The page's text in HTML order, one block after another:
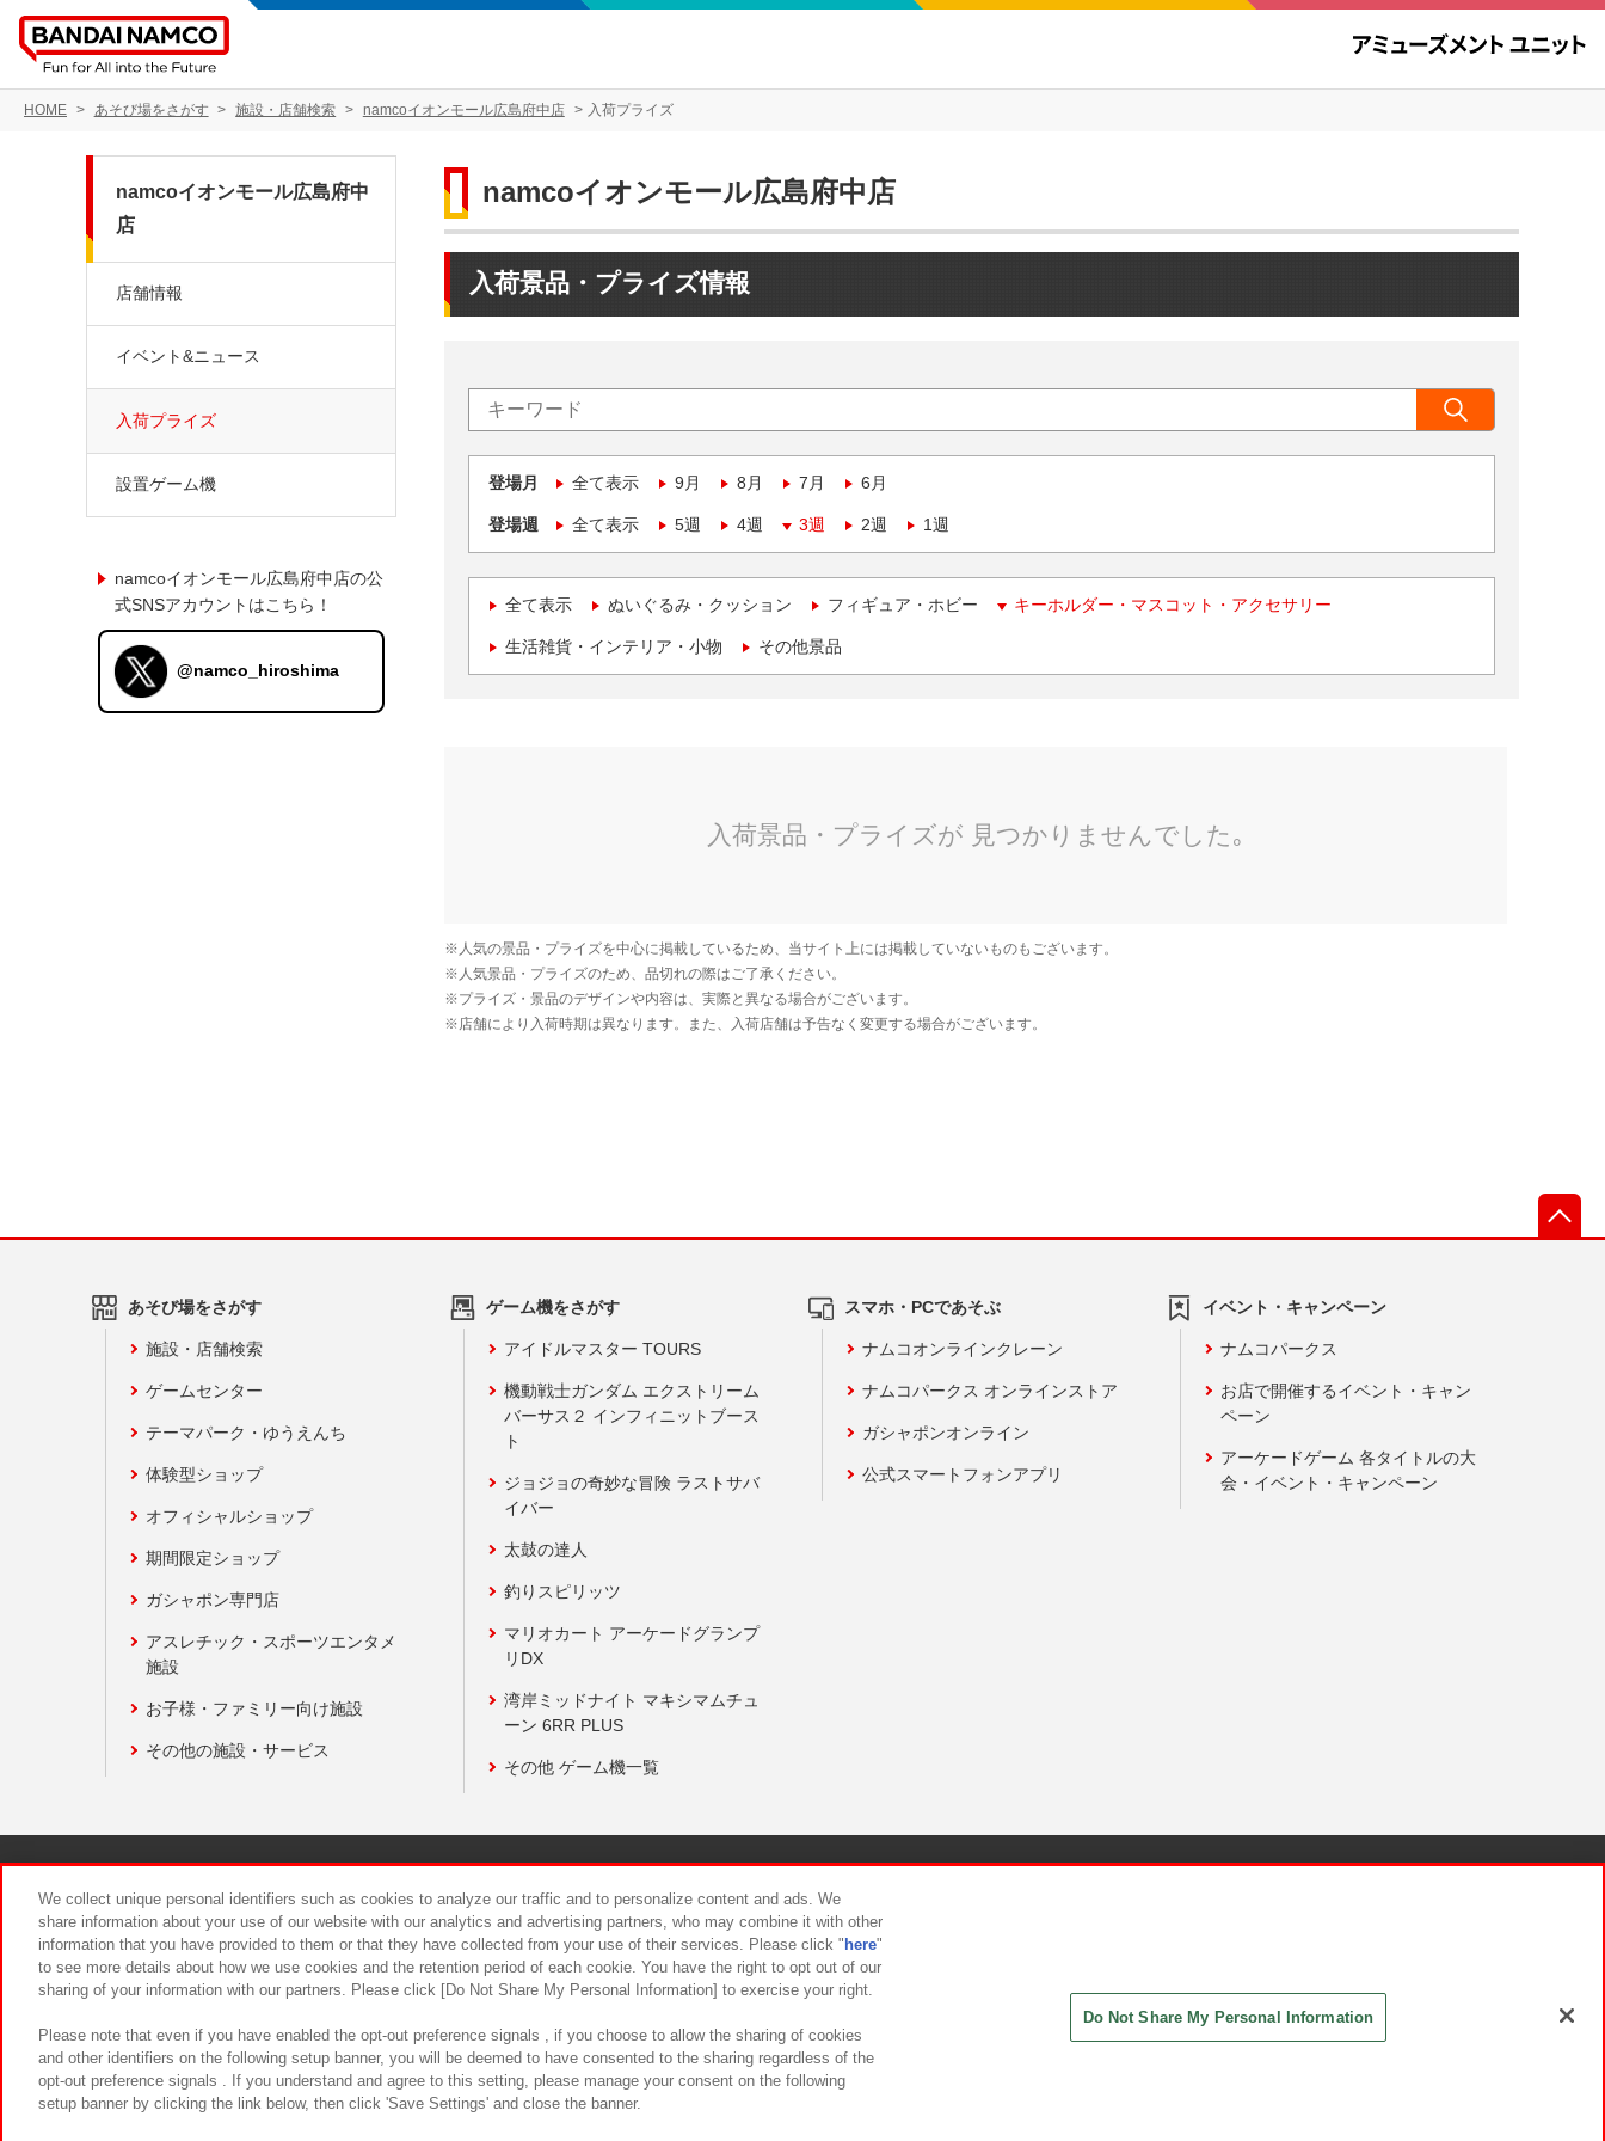
HOME あそび場をさがす 施設・店舗検索 namcoイオンモール広島府中店 入荷プライズ
namcoイオンモール広島府中店
入荷景品・プライズ情報
登場月 全て表示 9月 8月 7月 6月
登場週 全て表示 5週 4週 3週 2週 1週
全て表示 ぬいぐるみ・クッション フィギュア・ホビー キーホルダー・マスコット・アクセサリー
生活雑貨・インテリア・小物 その他景品
namcoイオンモール広島府中
店
店舗情報
イベント&ニュース
入荷プライズ
設置ゲーム機
namcoイオンモール広島府中店の公
式SNSアカウントはこちら！
@namco_hiroshima
あそび場をさがす
施設・店舗検索
ゲームセンター
テーマパーク・ゆうえんち
体験型ショップ
オフィシャルショップ
期間限定ショップ
ガシャポン専門店
アスレチック・スポーツエンタメ
施設
お子様・ファミリー向け施設
その他の施設・サービス
ゲーム機をさがす
アイドルマスター TOURS
機動戦士ガンダム エクストリーム
バーサス２ インフィニットブース
ト
ジョジョの奇妙な冒険 ラストサバ
イバー
太鼓の達人
釣りスピリッツ
マリオカート アーケードグランプ
リDX
湾岸ミッドナイト マキシマムチュ
ーン 6RR PLUS
その他 ゲーム機一覧
スマホ・PCであそぶ
ナムコオンラインクレーン
ナムコパークス オンラインストア
ガシャポンオンライン
公式スマートフォンアプリ
イベント・キャンペーン
ナムコパークス
お店で開催するイベント・キャン
ペーン
アーケードゲーム 各タイトルの大
会・イベント・キャンペーン
食品のご提供について カスタマーハラスメント対応方針
We collect unique personal identifiers such as cookies to analyze our traffic and to personalize content and ads. We
share information about your use of our website with our analytics and advertising partners, who may combine it with other
information that you have provided to them or that they have collected from your use of their services. Please click " here"
to see more details about how we use cookies and the retention period of each cookie. You have the right to opt out of our
sharing of your information with our partners. Please click [Do Not Share My Personal Information] to exercise your right.
Please note that even if you have enabled the opt-out preference signals , if you choose to allow the sharing of cookies
and other identifiers on the following setup banner, you will be deemed to have consented to the sharing regardless of the
opt-out preference signals . If you understand and agree to this setting, please manage your consent on the following
setup banner by clicking the link below, then click 'Save Settings' and close the banner.
Do Not Share My Personal Information